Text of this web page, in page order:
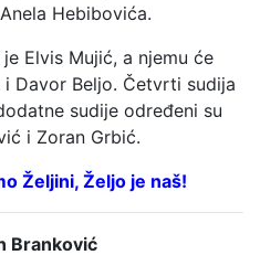
Hebibovića.
Elvis Mujić, a njemu će
Davor Beljo. Četvrti sudija
sudije određeni su
i Zoran Grbić.
Željini, Željo je naš!
Branković